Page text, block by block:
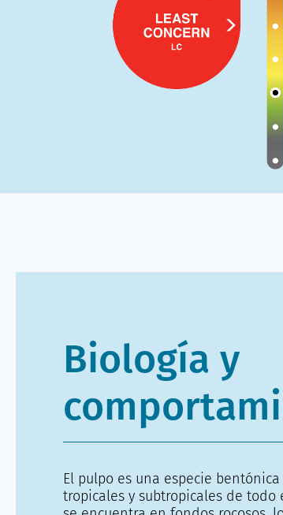
Biología y
El pulpo es una especie
tropicales y subtropicales de